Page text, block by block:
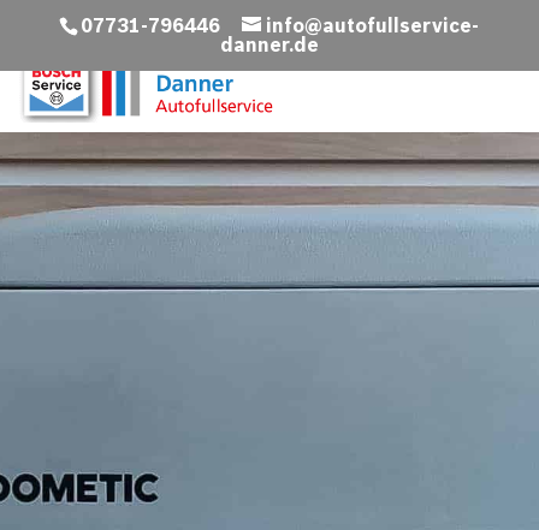
07731-796446
info@autofullservice-
danner.de